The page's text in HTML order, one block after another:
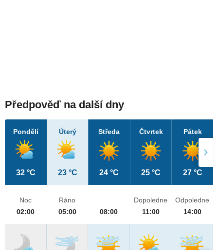
Předpověď na další dny
Pondělí
32 °C
Úterý
23 °C
Středa
24 °C
Čtvrtek
25 °C
Pátek
27 °C
Noc
02:00
Ráno
05:00
08:00
Dopoledne
11:00
Odpoledne
14:00